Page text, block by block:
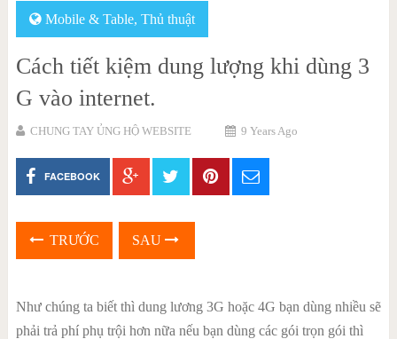
Mobile & Table, Thủ thuật
Cách tiết kiệm dung lượng khi dùng 3
G vào internet.
CHUNG TAY ỦNG HỘ WEBSITE 9 Years Ago
FACEBOOK
TRƯỚC SAU
Như chúng ta biết thì dung lương 3G hoặc 4G bạn dùng nhiều sẽ
phải trả phí phụ trội hơn nữa nếu bạn dùng các gói trọn gói thì